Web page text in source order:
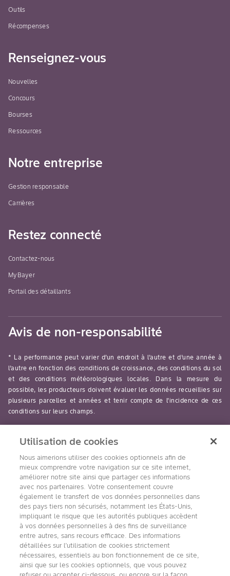
Outils
Récompenses
Renseignez-vous
Nouvelles
Concours
Bourses
Ressources
Notre entreprise
Gestion responsable
Carrières
Restez connecté
Contactez-nous
MyBayer
Portail des détaillants
Avis de non-responsabilité
* La performance peut varier d’un endroit à l’autre et d’une année à
l’autre en fonction des conditions de croissance, des conditions du sol
et des conditions météorologiques locales. Dans la mesure du
possible, les producteurs doivent évaluer les données recueillies sur
plusieurs parcelles et années et tenir compte de l’incidence de ces
conditions sur leurs champs.
Suivez nous
Utilisation de cookies
Nous aimerions utiliser des cookies optionnels afin de
mieux comprendre votre navigation sur ce site internet,
améliorer notre site ainsi que partager ces informations
avec nos partenaires. Votre consentement couvre
également le transfert de vos données personnelles dans
des pays tiers non sécurisés, notamment les États-Unis,
impliquant le risque que les autorités publiques accèdent
à vos données personnelles à des fins de surveillance
entre autres, sans recours efficace. Des informations
détaillées sur l’utilisation de cookies strictement
nécessaires, essentiels au bon fonctionnement de ce site,
ainsi que sur les cookies optionnels, que vous pouvez